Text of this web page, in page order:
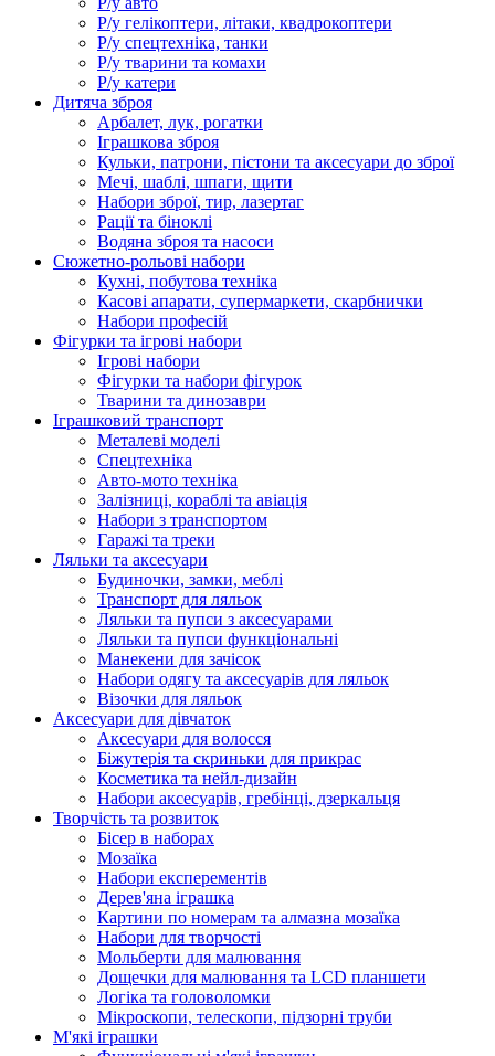
Р/у гелікоптери, літаки, квадрокоптери
Р/у спецтехніка, танки
Р/у тварини та комахи
Р/у катери
Дитяча зброя
Арбалет, лук, рогатки
Іграшкова зброя
Кульки, патрони, пістони та аксесуари до зброї
Мечі, шаблі, шпаги, щити
Набори зброї, тир, лазертаг
Рації та біноклі
Водяна зброя та насоси
Сюжетно-рольові набори
Кухні, побутова техніка
Касові апарати, супермаркети, скарбнички
Набори професій
Фігурки та ігрові набори
Ігрові набори
Фігурки та набори фігурок
Тварини та динозаври
Іграшковий транспорт
Металеві моделі
Спецтехніка
Авто-мото техніка
Залізниці, кораблі та авіація
Набори з транспортом
Гаражі та треки
Ляльки та аксесуари
Будиночки, замки, меблі
Транспорт для ляльок
Ляльки та пупси з аксесуарами
Ляльки та пупси функціональні
Манекени для зачісок
Набори одягу та аксесуарів для ляльок
Візочки для ляльок
Аксесуари для дівчаток
Аксесуари для волосся
Біжутерія та скриньки для прикрас
Косметика та нейл-дизайн
Набори аксесуарів, гребінці, дзеркальця
Творчість та розвиток
Бісер в наборах
Мозаїка
Набори експерементів
Дерев'яна іграшка
Картини по номерам та алмазна мозаїка
Набори для творчості
Мольберти для малювання
Дощечки для малювання та LCD планшети
Логіка та головоломки
Мікроскопи, телескопи, підзорні труби
М'які іграшки